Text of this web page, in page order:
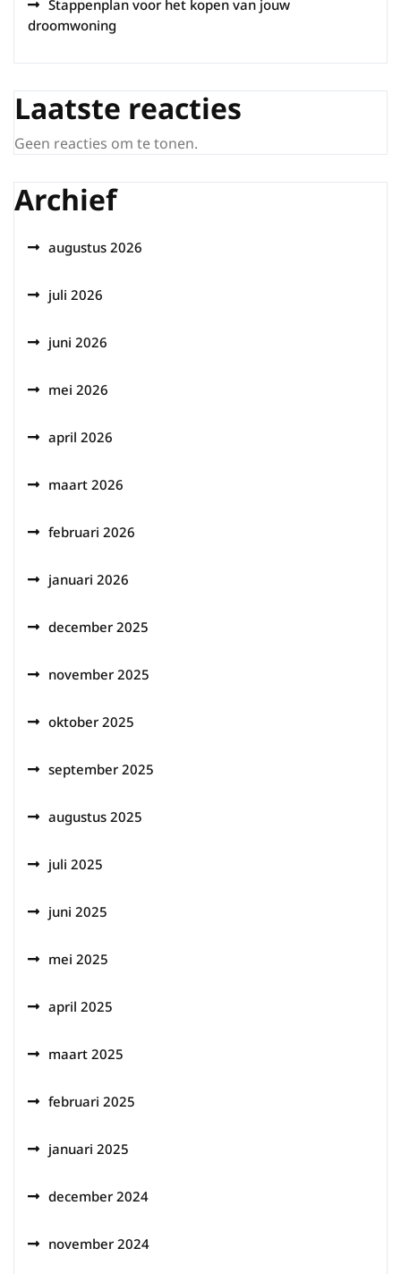
Stappenplan voor het kopen van jouw
droomwoning
Laatste reacties
Geen reacties om te tonen.
Archief
augustus 2026
juli 2026
juni 2026
mei 2026
april 2026
maart 2026
februari 2026
januari 2026
december 2025
november 2025
oktober 2025
september 2025
augustus 2025
juli 2025
juni 2025
mei 2025
april 2025
maart 2025
februari 2025
januari 2025
december 2024
november 2024